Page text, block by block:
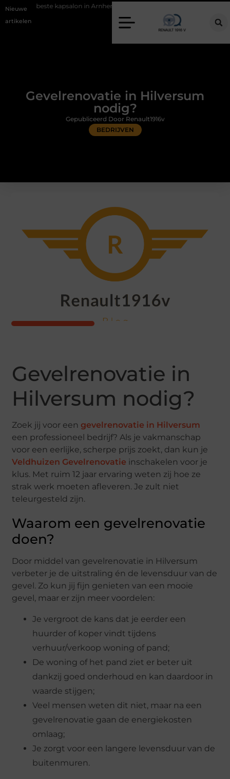
Nieuwe
artikelen
kapsalon in Arnhem: meer dan alleen een knipbeurt
Gevelrenovatie in Hilversum
nodig?
BEDRIJVEN
Gepubliceerd Door Renault1916v
Gevelrenovatie in
Hilversum nodig?
Zoek jij voor eengevelrenovatie in Hilversum
een professioneel bedrijf? Als je vakmanschap
voor een eerlijke, scherpe prijs zoekt, dan kun je
Veldhuizen Gevelrenovatie inschakelen voor je
klus. Met ruim 12 jaar ervaring weten zij hoe ze
strak werk moeten afleveren. Je zult niet
teleurgesteld zijn.
Waarom een gevelrenovatie
doen?
Door middel van gevelrenovatie in Hilversum
verbeter je de uitstraling én de levensduur van de
gevel. Zo kun jij fijn genieten van een mooie
gevel, maar er zijn meer voordelen:
Je vergroot de kans dat je eerder een
huurder of koper vindt tijdens
verhuur/verkoop woning of pand;
De woning of het pand ziet er beter uit
dankzij goed onderhoud en kan daardoor in
waarde stijgen;
Veel mensen weten dit niet, maar na een
gevelrenovatie gaan de energiekosten
omlaag;
Je zorgt voor een langere levensduur van de
buitenmuren.